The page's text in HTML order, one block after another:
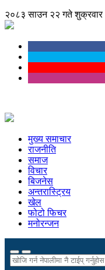
२०८३ साउन २२ गते शुक्रवार
मुख्य समाचार
राजनीति
समाज
विचार
बिजनेस
अन्तरास्ट्रिय
खेल
फोटो फिचर
मनोरन्जन